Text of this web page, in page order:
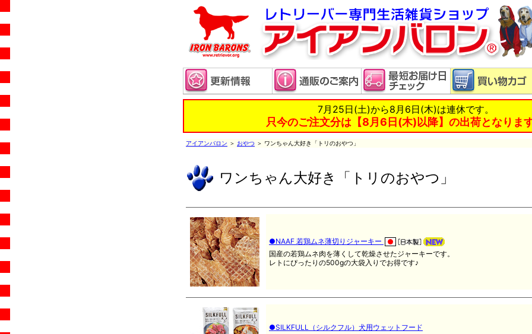
7月25日(土)から8月6日(木)は連休です。
只今のご注文分は【8月6日(木)以降】の出荷となりま
アイアンバロン ＞ おやつ ＞ ワンちゃん大好き「トリのおやつ」
ワンちゃん大好き「トリのおやつ」
●NAAF 若鶏ムネ薄切りジャーキー
国産の若鶏ムネ肉を薄くして乾燥させたジャーキーです。
レトにぴったりの500gの大袋入りでお得です♪
●SILKFULL（シルクフル）犬用ウェットフード